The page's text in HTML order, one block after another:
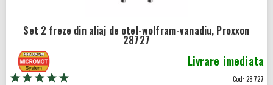
Set 2 freze din aliaj de otel-wolfram-vanadiu, Proxxon
28727
Livrare imediata
Cod:28727